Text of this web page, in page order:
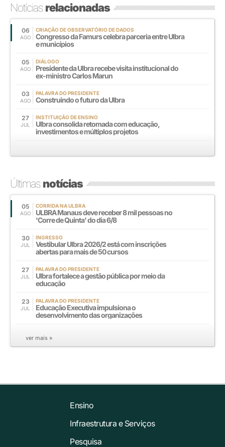
Notíciasrelacionadas
06
AGO
CRIAÇÃO DE OBSERVATÓRIO DE DADOS
Congresso da Famurs celebra parceria entre Ulbra
e municípios
05
AGO
DIÁLOGO
Presidente da Ulbra recebe visita institucional do
ex-ministro Carlos Marun
03
AGO
PALAVRA DO PRESIDENTE
Construindo o futuro da Ulbra
27
JUL
INSTITUIÇÃO DE ENSINO
Ulbra consolida retomada com educação,
investimentos e múltiplos projetos
Últimasnotícias
05
AGO
CORRIDA NA ULBRA
ULBRA Manaus deve receber 8 mil pessoas no
'Corre de Quinta' do dia 6/8
30
JUL
INGRESSO
Vestibular Ulbra 2026/2 está com inscrições
abertas para mais de 50 cursos
27
JUL
PALAVRA DO PRESIDENTE
Ulbra fortalece a gestão pública por meio da
educação
23
JUL
PALAVRA DO PRESIDENTE
Educação Executiva impulsiona o
desenvolvimento das organizações
ver mais »
Ensino
Infraestrutura e Serviços
Pesquisa